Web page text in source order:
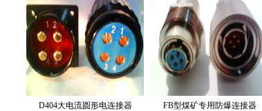
D404大电流圆形电连接器 FB型煤矿专用防爆连接器